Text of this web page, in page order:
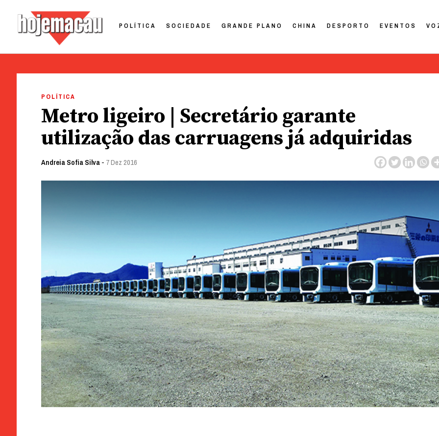
POLÍTICA SOCIEDADE GRANDE PLANO CHINA DESPORTO EVENTOS
POLÍTICA
Metro ligeiro | Secretário garante
utilização das carruagens já adquiridas
Andreia Sofia Silva- 7 Dez 2016